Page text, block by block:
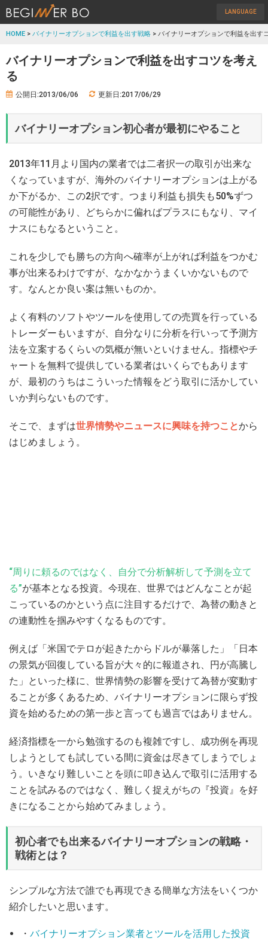
LANGUAGE
HOME > バイナリーオプションで利益を出す戦略 > バイナリーオプションで利益を出す
バイナリーオプションで利益を出すコツを考え
る
公開日:2013/06/06 更新日:2017/06/29
バイナリーオプション初心者が最初にやること
2013年11月より国内の業者では二者択一の取引が出来な
くなっていますが、海外のバイナリーオプションは上がる
か下がるか、この2択です。つまり利益も損失も50%ずつ
の可能性があり、どちらかに偏ればプラスにもなり、マイ
ナスにもなるということ。
これを少しでも勝ちの方向へ確率が上がれば利益をつかむ
事が出来るわけですが、なかなかうまくいかないもので
す。なんとか良い案は無いものか。
よく有料のソフトやツールを使用しての売買を行っている
トレーダーもいますが、自分なりに分析を行いって予測方
法を立案するくらいの気概が無いといけません。指標やチ
ャートを無料で提供している業者はいくらでもあります
が、最初のうちはこういった情報をどう取引に活かしてい
いか判らないものです。
そこで、まずは世界情勢やニュースに興味を持つことから
はじめましょう。
“周りに頼るのではなく、自分で分析解析して予測を立て
る”が基本となる投資。今現在、世界ではどんなことが起
こっているのかという点に注目するだけで、為替の動きと
の連動性を掴みやすくなるものです。
例えば「米国でテロが起きたからドルが暴落した」「日本
の景気が回復している旨が大々的に報道され、円が高騰し
た」といった様に、世界情勢の影響を受けて為替が変動す
ることが多くあるため、バイナリーオプションに限らず投
資を始めるための第一歩と言っても過言ではありません。
経済指標を一から勉強するのも複雑ですし、成功例を再現
しようとしても試している間に資金は尽きてしまうでしょ
う。いきなり難しいことを頭に叩き込んで取引に活用する
ことを試みるのではなく、難しく捉えがちの『投資』を好
きになることから始めてみましょう。
初心者でも出来るバイナリーオプションの戦略・
戦術とは？
シンプルな方法で誰でも再現できる簡単な方法をいくつか
紹介したいと思います。
・ バイナリーオプション業者とツールを活用した投資